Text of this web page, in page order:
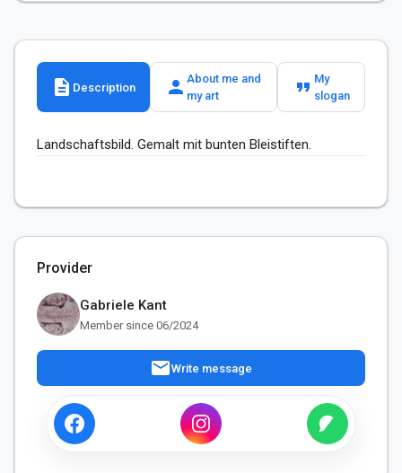
description Description person About me and
my art
format_quote My
slogan
Landschaftsbild. Gemalt mit bunten Bleistiften.
Provider
Gabriele Kant
Member since 06/2024
mailWrite message